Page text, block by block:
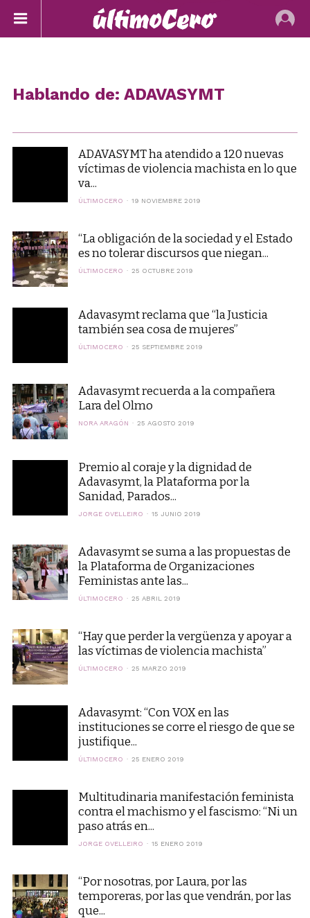
Hablando de: ADAVASYMT
ADAVASYMT ha atendido a 120 nuevas
víctimas de violencia machista en lo que
va...
ÚLTIMOCERO 19 NOVIEMBRE 2019
“La obligación de la sociedad y el Estado
es no tolerar discursos que niegan...
ÚLTIMOCERO 25 OCTUBRE 2019
Adavasymt reclama que “la Justicia
también sea cosa de mujeres”
ÚLTIMOCERO 25 SEPTIEMBRE 2019
Adavasymt recuerda a la compañera
Lara del Olmo
NORA ARAGÓN 25 AGOSTO 2019
Premio al coraje y la dignidad de
Adavasymt, la Plataforma por la
Sanidad, Parados...
JORGE OVELLEIRO 15 JUNIO 2019
Adavasymt se suma a las propuestas de
la Plataforma de Organizaciones
Feministas ante las...
ÚLTIMOCERO 25 ABRIL 2019
“Hay que perder la vergüenza y apoyar a
las víctimas de violencia machista”
ÚLTIMOCERO 25 MARZO 2019
Adavasymt: “Con VOX en las
instituciones se corre el riesgo de que se
justifique...
ÚLTIMOCERO 25 ENERO 2019
Multitudinaria manifestación feminista
contra el machismo y el fascismo: “Ni un
paso atrás en...
JORGE OVELLEIRO 15 ENERO 2019
“Por nosotras, por Laura, por las
temporeras, por las que vendrán, por las
que...